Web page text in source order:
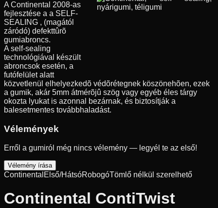
A Continental 2008-as
fejlesztése a a SELF-
SEALING , (magától
záródó) defekttûrõ
gumiabroncs.
A self-sealing
technológiával készült
abroncsok esetén, a
futófelület alatt
közvetlenül elhelyezkedõ védõrétegnek köszönehõen, ezek
a gumik, akár 5mm átmérõjû szög vagy egyéb éles tárgy
okozta lyukat is azonnal bezárnak, és biztosítják a
balesetmentes továbbhaladást.
Vélemények
Erről a gumiról még nincs vélemény — legyél te az első!
Vélemény írása
Continental Első/HátsóRobogóTömlő nélkül szerelhető
Continental ContiTwist